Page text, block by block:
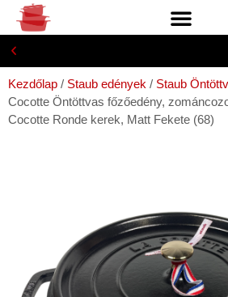
lIngyenesen
Kezdőlap / Staub edények / Staub
Cocotte Öntöttvas főzőedény,
Cocotte Ronde kerek, Matt Fekete (68)